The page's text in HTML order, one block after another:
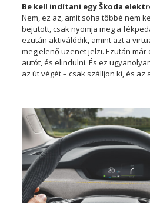
Be kell indítani egy Škoda
Nem, ez az, amit soha többé nem
bejutott, csak nyomja meg a
ezután aktiválódik, amint azt a
megjelenő üzenet jelzi. Ezután már
autót, és elindulni. És ez
az út végét – csak szálljon ki, és az